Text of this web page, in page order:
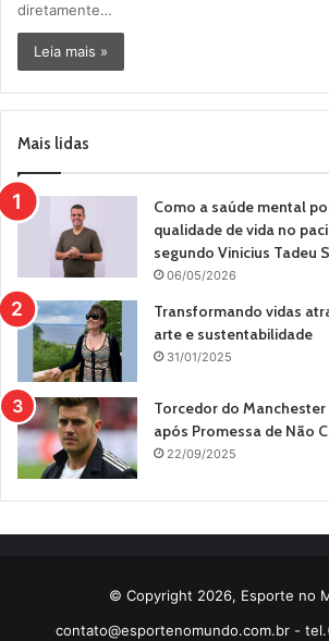
diretamente…
Leia mais »
Mais lidas
Como a saúde mental
qualidade de vida no
segundo Vinicius Tadeu
06/05/2026
Transformando vidas
arte e sustentabilidade
31/01/2025
Torcedor do
após Promessa de Não
22/09/2025
© Copyright 2026, Esporte no
contato@esportenomundo.com.br -